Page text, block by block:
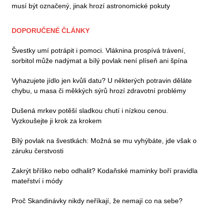
musí být označený, jinak hrozí astronomické pokuty
DOPORUČENÉ ČLÁNKY
Švestky umí potrápit i pomoci. Vláknina prospívá trávení,
sorbitol může nadýmat a bílý povlak není plíseň ani špína
Vyhazujete jídlo jen kvůli datu? U některých potravin děláte
chybu, u masa či měkkých sýrů hrozí zdravotní problémy
Dušená mrkev potěší sladkou chutí i nízkou cenou.
Vyzkoušejte ji krok za krokem
Bílý povlak na švestkách: Možná se mu vyhýbáte, jde však o
záruku čerstvosti
Zakrýt bříško nebo odhalit? Kodaňské maminky boří pravidla
mateřství i módy
Proč Skandinávky nikdy neříkají, že nemají co na sebe?